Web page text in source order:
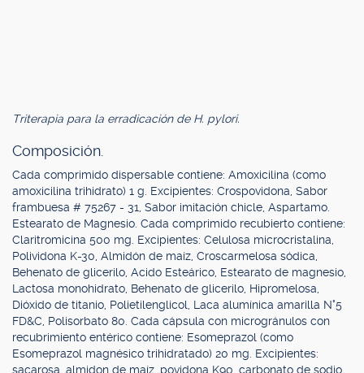
Triterapia para la erradicación de H. pylori.
Composición.
Cada comprimido dispersable contiene: Amoxicilina (como
amoxicilina trihidrato) 1 g. Excipientes: Crospovidona, Sabor
frambuesa # 75267 - 31, Sabor imitación chicle, Aspartamo.
Estearato de Magnesio. Cada comprimido recubierto contiene:
Claritromicina 500 mg. Excipientes: Celulosa microcristalina,
Polividona K-30, Almidón de maíz, Croscarmelosa sódica,
Behenato de glicerilo, Acido Esteárico, Estearato de magnesio,
Lactosa monohidrato, Behenato de glicerilo, Hipromelosa,
Dióxido de titanio, Polietilenglicol, Laca alumínica amarilla N°5
FD&C, Polisorbato 80. Cada cápsula con microgránulos con
recubrimiento entérico contiene: Esomeprazol (como
Esomeprazol magnésico trihidratado) 20 mg. Excipientes:
sacarosa, almidon de maíz, povidona K90, carbonato de sodio,